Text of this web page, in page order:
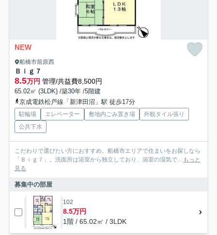
NEW
船橋市前原西
Ｂｉｇ７
8.5万円 管理/共益費8,500円
65.02㎡ (3LDK) /築30年 /5階建
京成電鉄松戸線「新津田沼」駅 徒歩17分
駐輪場 エレベーター 敷地内ごみ置き場
外観タイル張り
公共下水
こだわりで選びたい方におすすめ。船橋市エリアで住まいをお探しなら
「Ｂｉｇ７」。洗面所は浴室から独立しており、浴室の湿気で... もっと
見る
募集中の部屋
102
8.5万円
1階 / 65.02㎡ / 3LDK